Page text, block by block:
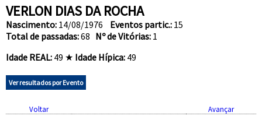
VERLON DIAS DA ROCHA
Nascimento: 14/08/1976 Eventos partic.: 15
Total de passadas:68 Nº de Vitórias: 1
Idade REAL:49 ★ Idade Hípica:49
Ver resultados por Evento
Voltar Avançar